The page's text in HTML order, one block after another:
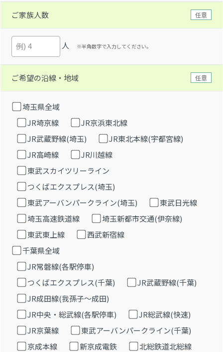
ご家族人数 任意
人 ※半角数字で入力してください。
ご希望の沿線・地域 任意
埼玉県全域
JR埼京線
JR京浜東北線
JR武蔵野線(埼玉)
JR東北本線(宇都宮線)
JR高崎線
JR川越線
東武スカイツリーライン
つくばエクスプレス(埼玉)
東武アーバンパークライン(埼玉)
東武日光線
埼玉高速鉄道線
埼玉新都市交通(伊奈線)
東武東上線
西武新宿線
千葉県全域
JR常磐線(各駅停車)
つくばエクスプレス(千葉)
JR武蔵野線(千葉)
JR成田線(我孫子～成田)
JR中央・総武線(各駅停車)
JR総武線(快速)
JR京葉線
東武アーバンパークライン(千葉)
京成本線
新京成電鉄
北総鉄道北総線